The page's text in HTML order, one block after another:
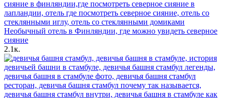
Необычный отель в Финляндии, где можно увидеть северное
сияние
2.1к.